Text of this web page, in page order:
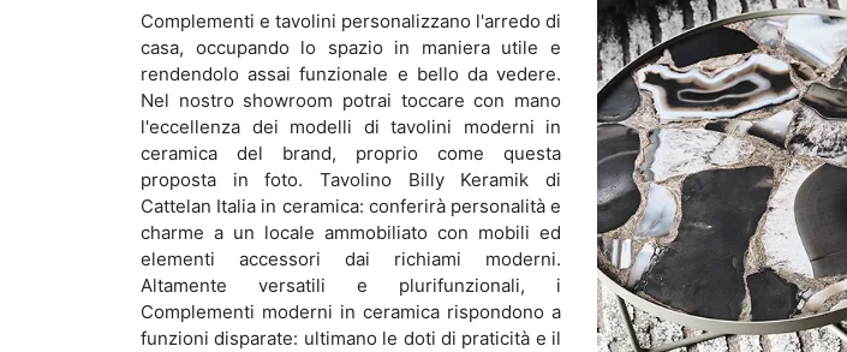
Complementi e tavolini personalizzano l'arredo di
casa, occupando lo spazio in maniera utile e
rendendolo assai funzionale e bello da vedere.
Nel nostro showroom potrai toccare con mano
l'eccellenza dei modelli di tavolini moderni in
ceramica del brand, proprio come questa
proposta in foto. Tavolino Billy Keramik di
Cattelan Italia in ceramica: conferirà personalità e
charme a un locale ammobiliato con mobili ed
elementi accessori dai richiami moderni.
Altamente versatili e plurifunzionali, i
Complementi moderni in ceramica rispondono a
funzioni disparate: ultimano le doti di praticità e il